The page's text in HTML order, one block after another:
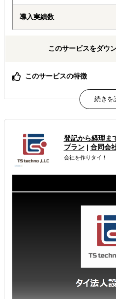
導入実績数
このサービスをダウ
このサービスの特徴
渡航費・語学・ノウハウ・
のリアルを可視化
丁寧にヒアリングを実施、
「次の打ち手をご提案」
属するジャンル
解決できる課題
許認可や規制調査など輸出／販売の
店舗出店のサポートをして欲しい
登記から経理ま
プラン| 合同会
会社を作りタイ！